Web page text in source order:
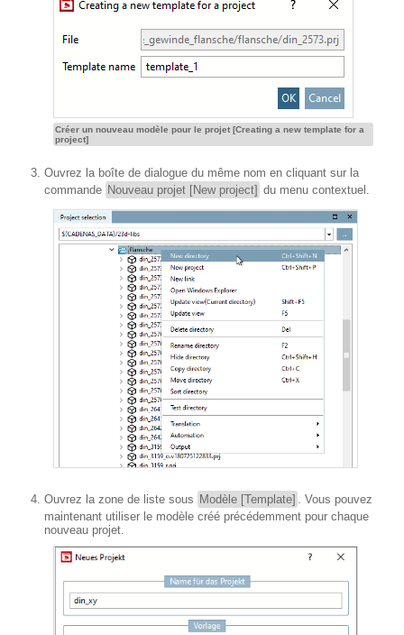
Créer un nouveau modèle pour le projet [Creating a new template for a
project]
Ouvrez la boîte de dialogue du même nom en cliquant sur la
commande Nouveau projet [New project] du menu contextuel.
Ouvrez la zone de liste sous Modèle [Template] . Vous pouvez
maintenant utiliser le modèle créé précédemment pour chaque
nouveau projet.